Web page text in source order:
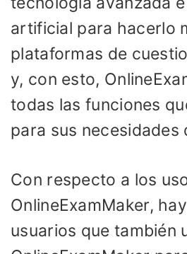
artificial para hacerlo
plataformas de
y, con esto,
todas las funciones
para sus necesidades
Con respecto a los
OnlineExamMaker,
usuarios que también